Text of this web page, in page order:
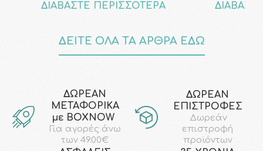
ΔΙΑΒΑΣΤΕ ΠΕΡΙΣΣΟΤΕΡΑ
ΔΕΙΤΕ ΟΛΑ ΤΑ ΑΡΘΡΑ ΕΔΩ
ΔΩΡΕΑΝ
ΜΕΤΑΦΟΡΙΚΑ
με ΒΟΧΝΟW
Για αγορές άνω
των 49.00€
ΔΩΡΕΑΝ
ΕΠΙΣΤΡΟΦΕΣ
Δωρεάν
επιστροφή
προϊόντων